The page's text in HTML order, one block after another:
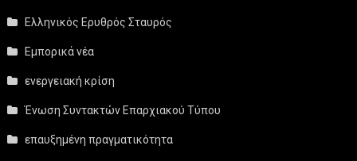
Ελληνικός Ερυθρός Σταυρός
Εμπορικά νέα
ενεργειακή κρίση
Ένωση Συντακτών Επαρχιακού Τύπου
επαυξημένη πραγματικότητα